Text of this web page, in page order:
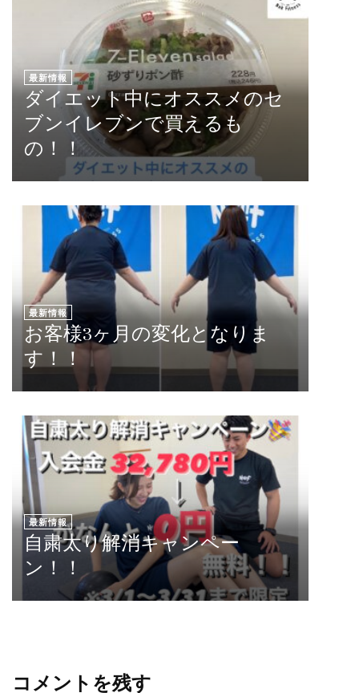
最新情報
ダイエット中にオススメのセ
ブンイレブンで買えるも
の！！
最新情報
お客様3ヶ月の変化となりま
す！！
最新情報
自粛太り解消キャンペー
ン！！
コメントを残す